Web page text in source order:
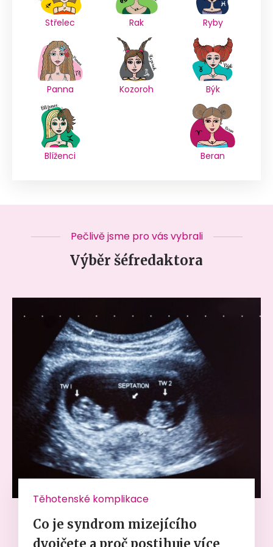
Střelec Rak Ryby
Panna Kozoroh Býk
Blíženci Beran
Pečlivě jsme pro vás vybrali
Výběr šéfredaktora
Těhotenské komplikace
Co je syndrom mizejícího
dvojčete a proč postihuje více